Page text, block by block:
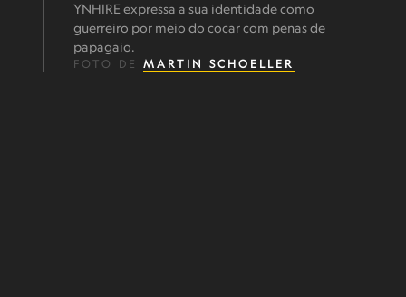
YNHIRE expressa a sua identidade como
guerreiro por meio do cocar com penas de
papagaio.
FOTO DE MARTIN SCHOELLER